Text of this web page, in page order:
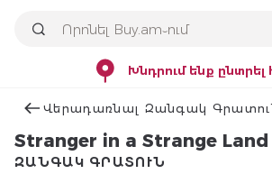
Խնդրում ենք ընտրել
Վերադառնալ Զանգակ
Stranger in a Strange Land
ԶԱՆԳԱԿ ԳՐԱՏՈՒՆ